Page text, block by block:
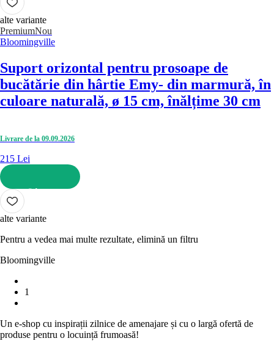
alte variante
PremiumNou
Bloomingville
Suport orizontal pentru prosoape de
bucătărie din hârtie Emy- din marmură, în
culoare naturală, ø 15 cm, înălțime 30 cm
Livrare de la 09.09.2026
215 Lei
ADAUGĂ ÎN COȘ
alte variante
Pentru a vedea mai multe rezultate, elimină un filtru
Bloomingville
1
Un e-shop cu inspirații zilnice de amenajare și cu o largă ofertă de
produse pentru o locuință frumoasă!